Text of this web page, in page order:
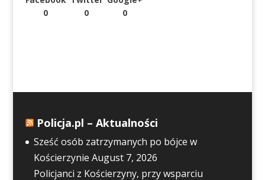
0
0
0
Policja.pl – Aktualności
Sześć osób zatrzymanych po bójce w
Kościerzynie August 7, 2026
Policjanci z Kościerzyny, przy wsparciu